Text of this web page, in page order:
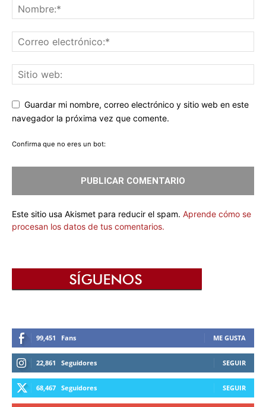
Guardar mi nombre, correo electrónico y sitio web en este
navegador la próxima vez que comente.
Confirma que no eres un bot:
Este sitio usa Akismet para reducir el spam. Aprende cómo se
procesan los datos de tus comentarios.
99,451 Fans ME GUSTA
22,861 Seguidores SEGUIR
68,467 Seguidores SEGUIR